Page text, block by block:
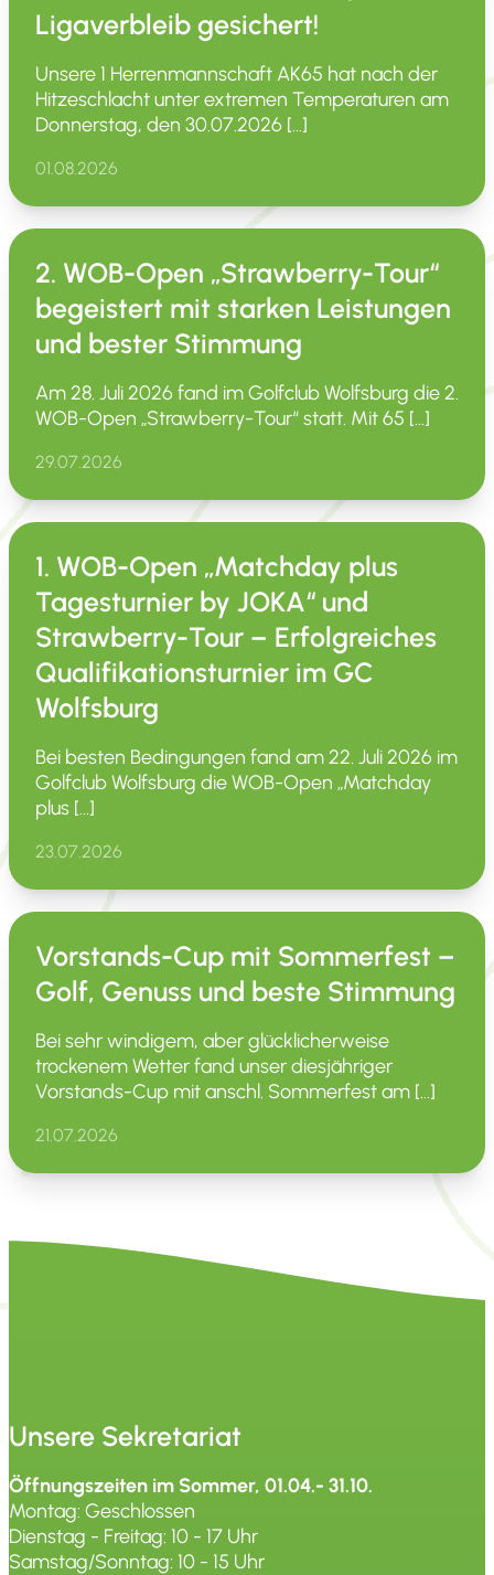
Ligaverbleib gesichert!
Unsere 1 Herren­mann­schaft AK65 hat nach der
Hitze­schlacht unter extremen Tempe­ra­turen am
Donnerstag, den 30.07.2026 […]
01.08.2026
2. WOB-Open „Strawberry-Tour“
begeistert mit starken Leistungen
und bester Stimmung
Am 28. Juli 2026 fand im Golfclub Wolfsburg die 2.
WOB-Open „Straw­­berry-Tour“ statt. Mit 65 […]
29.07.2026
1. WOB-Open „Matchday plus
Tagesturnier by JOKA“ und
Strawberry-Tour – Erfolgreiches
Qualifikationsturnier im GC
Wolfsburg
Bei besten Bedin­gungen fand am 22. Juli 2026 im
Golfclub Wolfsburg die WOB-Open „Matchday
plus […]
23.07.2026
Vorstands-Cup mit Sommerfest –
Golf, Genuss und beste Stimmung
Bei sehr windigem, aber glück­li­cher­weise
trockenem Wetter fand unser diesjäh­riger
Vorstands-Cup mit anschl. Sommer­fest am […]
21.07.2026
Unsere Sekretariat
Öffnungszeiten im Sommer, 01.04.- 31.10.
Montag: Geschlossen
Dienstag - Freitag: 10 - 17 Uhr
Samstag/Sonntag: 10 - 15 Uhr